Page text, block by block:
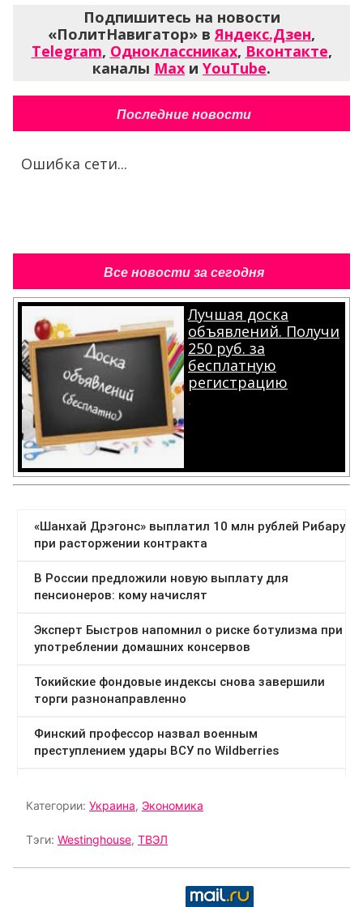
Подпишитесь на новости
«ПолитНавигатор» вЯндекс.Дзен,
Telegram, Одноклассниках, Вконтакте,
каналы Max и YouTube.
Последние новости
Ошибка сети...
Все новости за сегодня
Лучшая доска
объявлений. Получи
250 руб. за
бесплатную
регистрацию
.
Категории: Украина, Экономика
Тэги: Westinghouse, ТВЭЛ